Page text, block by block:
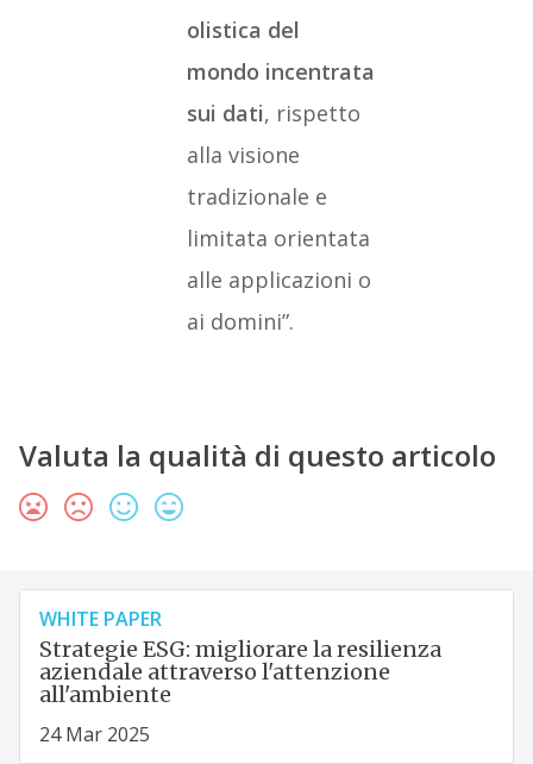
olistica del
mondo incentrata
sui dati, rispetto
alla visione
tradizionale e
limitata orientata
alle applicazioni o
ai domini”.
Valuta la qualità di questo articolo
WHITE PAPER
Strategie ESG: migliorare la resilienza
aziendale attraverso l'attenzione
all'ambiente
24 Mar 2025